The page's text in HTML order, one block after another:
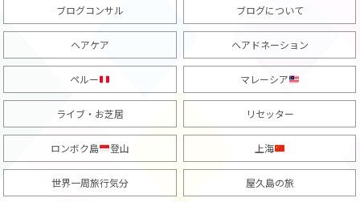
ブログコンサル ブログについて
ヘアケア ヘアドネーション
ペルー マレーシア
ライブ・お芝居 リセッター
ロンボク島 登山 上海
世界一周旅行気分 屋久島の旅